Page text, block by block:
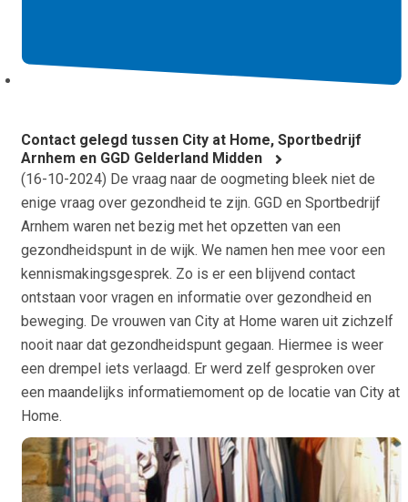
Contact gelegd tussen City at Home, Sportbedrijf
Arnhem en GGD Gelderland Midden
(16-10-2024) De vraag naar de oogmeting bleek niet de
enige vraag over gezondheid te zijn. GGD en Sportbedrijf
Arnhem waren net bezig met het opzetten van een
gezondheidspunt in de wijk. We namen hen mee voor een
kennismakingsgesprek. Zo is er een blijvend contact
ontstaan voor vragen en informatie over gezondheid en
beweging. De vrouwen van City at Home waren uit zichzelf
nooit naar dat gezondheidspunt gegaan. Hiermee is weer
een drempel iets verlaagd. Er werd zelf gesproken over
een maandelijks informatiemoment op de locatie van City at
Home.